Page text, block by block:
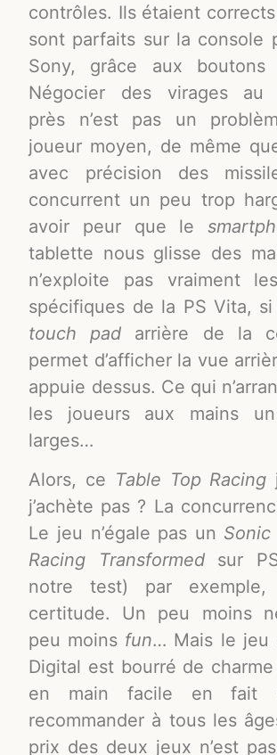
contrôles. Ils étaient
sont parfaits sur la console
Sony, grâce aux boutons
Négocier des virages au
près n’est pas un
joueur moyen, de même
avec précision des
concurrent un peu trop
avoir peur que le
tablette nous glisse des
n’exploite pas vraiment
spécifiques de la PS Vita, si
touch pad arrière de la
permet d’afficher la vue
appuie dessus. Ce qui
les joueurs aux mains
larges…
Alors, ce Table Top Racing
j’achète pas ? La
Le jeu n’égale pas un
Racing Transformedsur
notre test) par exemple,
certitude. Un peu moins
peu moins fun… Mais le jeu
Digital est bourré de
en main facile en fait
recommander à tous les
prix des deux jeux n’est